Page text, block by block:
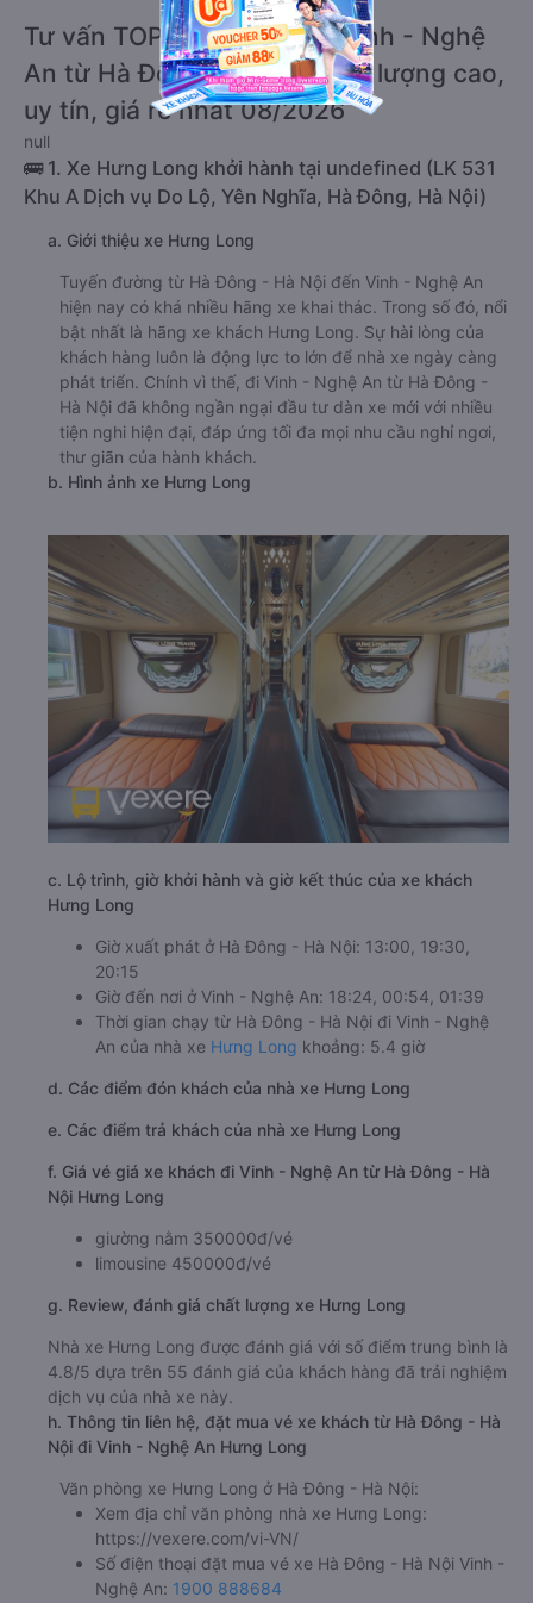
Tư vấn TOP 3 xe khách đi Vinh - Nghệ
An từ Hà Đông - Hà Nội chất lượng cao,
uy tín, giá rẻ nhất 08/2026
null
🚌 1. Xe Hưng Long khởi hành tại undefined (LK 531
Khu A Dịch vụ Do Lộ, Yên Nghĩa, Hà Đông, Hà Nội)
a. Giới thiệu xe Hưng Long
Tuyến đường từ Hà Đông - Hà Nội đến Vinh - Nghệ An
hiện nay có khá nhiều hãng xe khai thác. Trong số đó, nổi
bật nhất là hãng xe khách Hưng Long. Sự hài lòng của
khách hàng luôn là động lực to lớn để nhà xe ngày càng
phát triển. Chính vì thế, đi Vinh - Nghệ An từ Hà Đông -
Hà Nội đã không ngần ngại đầu tư dàn xe mới với nhiều
tiện nghi hiện đại, đáp ứng tối đa mọi nhu cầu nghỉ ngơi,
thư giãn của hành khách.
b. Hình ảnh xe Hưng Long
c. Lộ trình, giờ khởi hành và giờ kết thúc của xe khách
Hưng Long
Giờ xuất phát ở Hà Đông - Hà Nội: 13:00, 19:30,
20:15
Giờ đến nơi ở Vinh - Nghệ An: 18:24, 00:54, 01:39
Thời gian chạy từ Hà Đông - Hà Nội đi Vinh - Nghệ
An của nhà xe Hưng Long khoảng: 5.4 giờ
d. Các điểm đón khách của nhà xe Hưng Long
e. Các điểm trả khách của nhà xe Hưng Long
f. Giá vé giá xe khách đi Vinh - Nghệ An từ Hà Đông - Hà
Nội Hưng Long
giường nằm 350000đ/vé
limousine 450000đ/vé
g. Review, đánh giá chất lượng xe Hưng Long
Nhà xe Hưng Long được đánh giá với số điểm trung bình là
4.8/5 dựa trên 55 đánh giá của khách hàng đã trải nghiệm
dịch vụ của nhà xe này.
h. Thông tin liên hệ, đặt mua vé xe khách từ Hà Đông - Hà
Nội đi Vinh - Nghệ An Hưng Long
Văn phòng xe Hưng Long ở Hà Đông - Hà Nội:
Xem địa chỉ văn phòng nhà xe Hưng Long:
https://vexere.com/vi-VN/
Số điện thoại đặt mua vé xe Hà Đông - Hà Nội Vinh -
Nghệ An: 1900 888684